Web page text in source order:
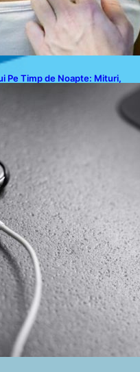
Pe Timp de Noapte: Mituri,